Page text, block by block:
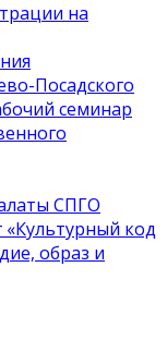
на
Посадского
семинар
СПГО
«Культурный код
образ и